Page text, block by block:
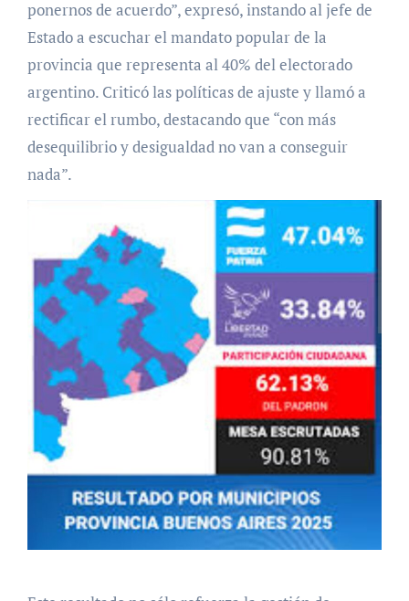
ponernos de acuerdo”, expresó, instando al jefe de
Estado a escuchar el mandato popular de la
provincia que representa al 40% del electorado
argentino. Criticó las políticas de ajuste y llamó a
rectificar el rumbo, destacando que “con más
desequilibrio y desigualdad no van a conseguir
nada”.